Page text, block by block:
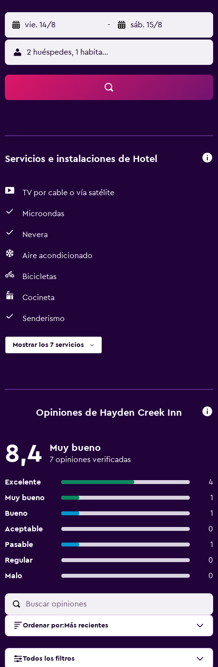
vie. 14/8 - sáb. 15/8
2 huéspedes, 1 habitación
Servicios e instalaciones de Hotel
TV por cable o vía satélite
Microondas
Nevera
Aire acondicionado
Bicicletas
Cocineta
Senderismo
Mostrar los 7 servicios
Opiniones de Hayden Creek Inn
8,4 Muy bueno
7 opiniones verificadas
Excelente
4
Muy bueno
1
Bueno
1
Aceptable
0
Pasable
1
Regular
0
Malo
0
Ordenar por: Más recientes
Todos los filtros